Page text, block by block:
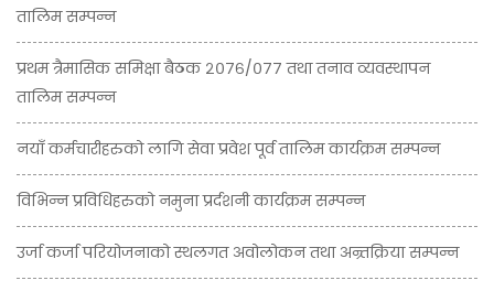
तालिम सम्पन्न
प्रथम त्रैमासिक समिक्षा बैठक २०७६/०७७ तथा तनाव व्यवस्थापन
तालिम सम्पन्न
नयाँ कर्मचारीहरुको लागि सेवा प्रवेश पूर्व तालिम कार्यक्रम सम्पन्न
विभिन्न प्रविधिहरुको नमुना प्रर्दशनी कार्यक्रम सम्पन्न
उर्जा कर्जा परियोजनाको स्थलगत अवोलोकन तथा अन्र्तक्रिया सम्पन्न